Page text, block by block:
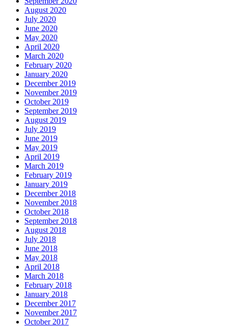
August 2020
July 2020
June 2020
May 2020
April 2020
March 2020
February 2020
January 2020
December 2019
November 2019
October 2019
September 2019
August 2019
July 2019
June 2019
May 2019
April 2019
March 2019
February 2019
January 2019
December 2018
November 2018
October 2018
September 2018
August 2018
July 2018
June 2018
May 2018
April 2018
March 2018
February 2018
January 2018
December 2017
November 2017
October 2017